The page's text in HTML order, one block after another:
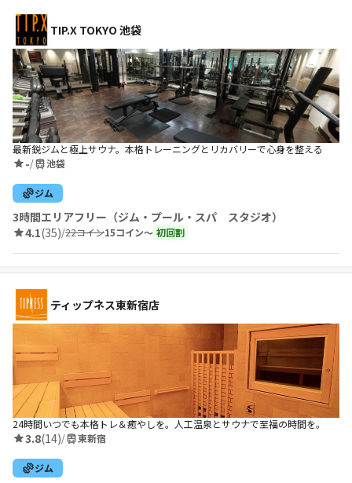
TIP.X TOKYO 池袋
最新鋭ジムと極上サウナ。本格トレーニングとリカバリーで心身を整える
-/ 池袋
ジム
3時間エリアフリー（ジム・プール・スパ スタジオ）
4.1(35)/22コイン15コイン〜 初回割
ティップネス東新宿店
24時間いつでも本格トレ＆癒やしを。人工温泉とサウナで至福の時間を。
3.8(14)/ 東新宿
ジム